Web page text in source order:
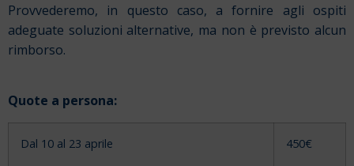
Provvederemo, in questo caso, a fornire agli ospiti
adeguate soluzioni alternative, ma non è previsto alcun
rimborso.
Quote a persona:
Dal 10 al 23 aprile 450€